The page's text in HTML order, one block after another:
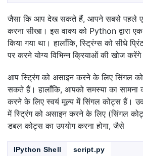
जैसा कि आप देख सकते हैं, आपने सबसे पहले एक
करना सीखा। इस वाक्य को Python द्वारा
किया गया था। हालाँकि, स्ट्रिंग्स को सीधे
पर करने योग्य विभिन्न क्रियाओं की खोज
आप स्ट्रिंग को असाइन करने के लिए सिंगल
सकते हैं। हालाँकि, आपको समस्या का सामना
करने के लिए स्वयं मूल्य में सिंगल कोट्स हैं।
में स्ट्रिंग को असाइन करने के लिए (सिंगल
डबल कोट्स का उपयोग करना होगा, जैसे
IPython Shell
script.py